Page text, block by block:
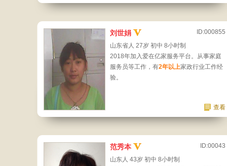
刘世娟
ID:000855
山东省人 27岁 初中 8小时制
2018年加入爱在亿家服务平台。从事家庭
服务员等工作，有2年以上家政行业工作经
验。
查看
范秀本
ID:00043
山东人 43岁 初中 8小时制